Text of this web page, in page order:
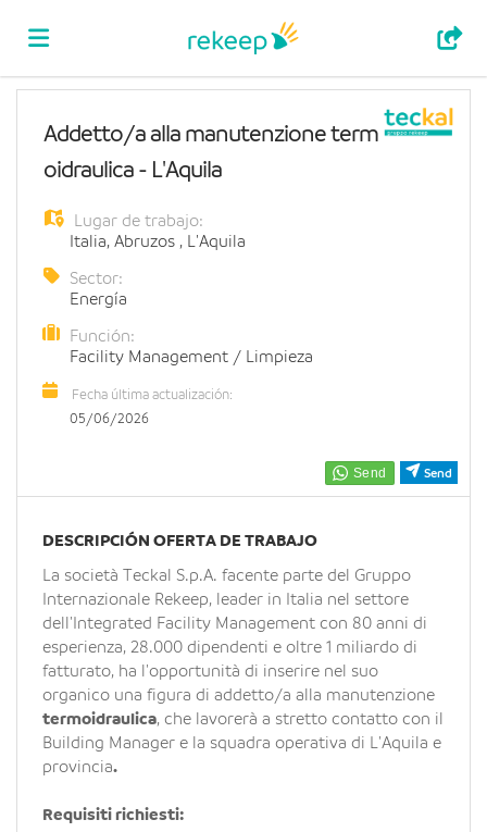
de
trabajo
CV
Acceso
Idioma
EN
FR
IT
DE
Send
Addetto/a alla manutenzione term
oidraulica - L'Aquila
Lugar de trabajo:
Italia, Abruzos , L'Aquila
Sector:
Energía
Función:
Facility Management / Limpieza
Fecha última actualización:
05/06/2026
DESCRIPCIÓN OFERTA DE TRABAJO
La società Teckal S.p.A. facente parte del Gruppo
Internazionale Rekeep, leader in Italia nel settore
dell'Integrated Facility Management con 80 anni di
esperienza, 28.000 dipendenti e oltre 1 miliardo di
fatturato, ha l'opportunità di inserire nel suo
organico una figura di addetto/a alla manutenzione
termoidraulica, che lavorerà a stretto contatto con il
Building Manager e la squadra operativa di L'Aquila e
provincia.
Requisiti richiesti: